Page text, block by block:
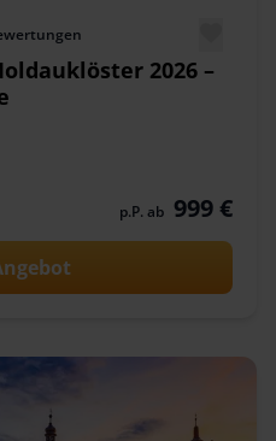
2026 –
p.P. ab 999 €